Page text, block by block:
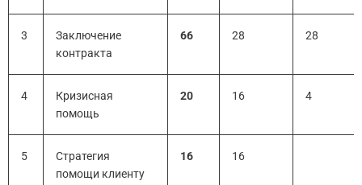
3
Заключение
контракта
66 28 28
4
Кризисная
помощь
20 16 4
5
Стратегия
помощи клиенту
16 16